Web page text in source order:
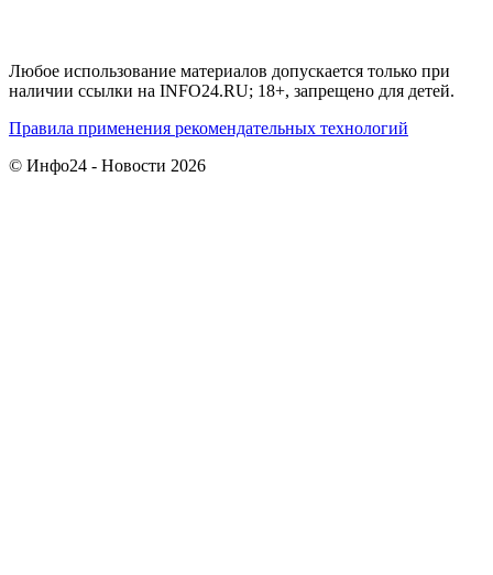
Любое использование материалов допускается только при
наличии ссылки на INFO24.RU; 18+, запрещено для детей.
Правила применения рекомендательных технологий
© Инфо24 - Новости 2026